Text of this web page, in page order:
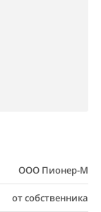
ООО Пионер-М
от собственника